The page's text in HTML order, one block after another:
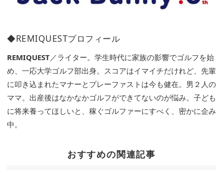
◆REMIQUESTプロフィール
REMIQUEST／ライター。学生時代に家族の影響でゴルフを始
め、一応大学ゴルフ部出身。スコアはイマイチだけれど、先輩
に叩き込まれたマナーとプレーファストは今も健在。男２人の
ママ。出産後はなかなかゴルフができてないのが悩み。子ども
に将来養ってほしいと、稼ぐゴルファーにすべく、密かに企み
中。
おすすめの関連記事